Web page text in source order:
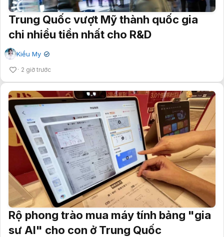
Trung Quốc vượt Mỹ thành quốc gia
chi nhiều tiền nhất cho R&D
Kiều My ✔
2 giờ trước
Rộ phong trào mua máy tính bảng "gia
sư AI" cho con ở Trung Quốc